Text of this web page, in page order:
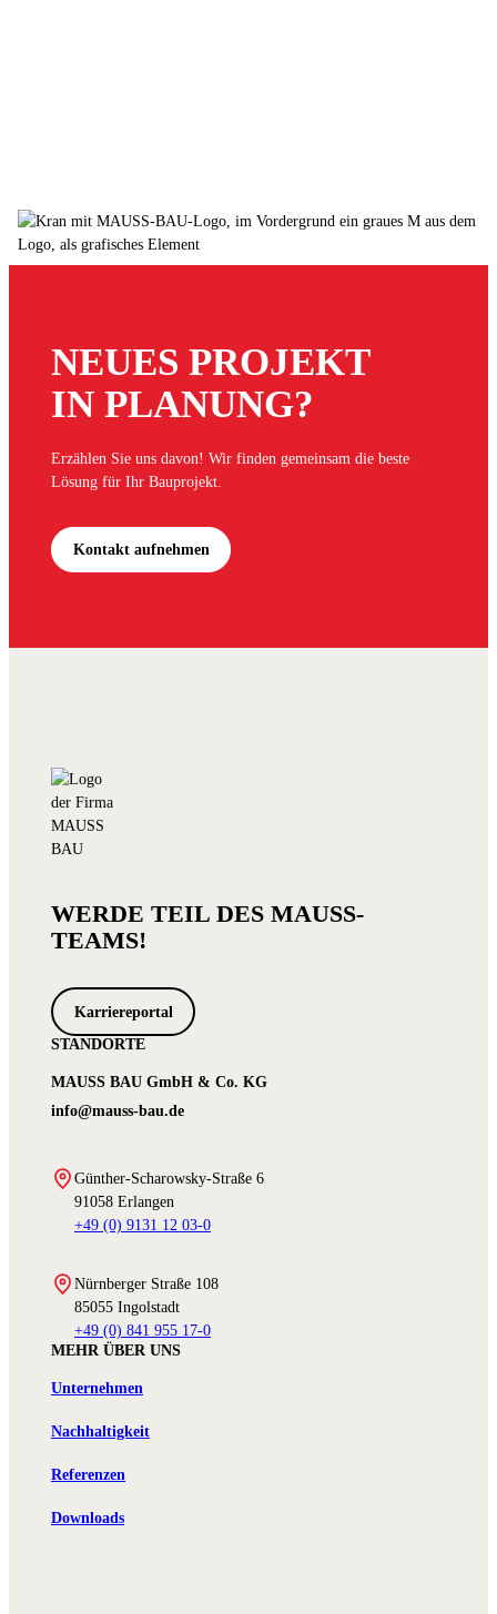
NEUES PROJEKT
IN PLANUNG?
Erzählen Sie uns davon! Wir finden gemeinsam die beste
Lösung für Ihr Bauprojekt.
Kontakt aufnehmen
WERDE TEIL DES MAUSS-
TEAMS!
Karriereportal
STANDORTE
MAUSS BAU GmbH & Co. KG
info@mauss-bau.de
Günther-Scharowsky-Straße 6
91058 Erlangen
+49 (0) 9131 12 03-0
Nürnberger Straße 108
85055 Ingolstadt
+49 (0) 841 955 17-0
MEHR ÜBER UNS
Unternehmen
Nachhaltigkeit
Referenzen
Downloads